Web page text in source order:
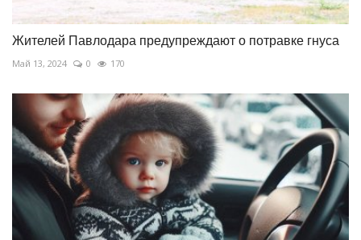
Жителей Павлодара предупреждают о потравке гнуса
Май 13, 2024 0 170